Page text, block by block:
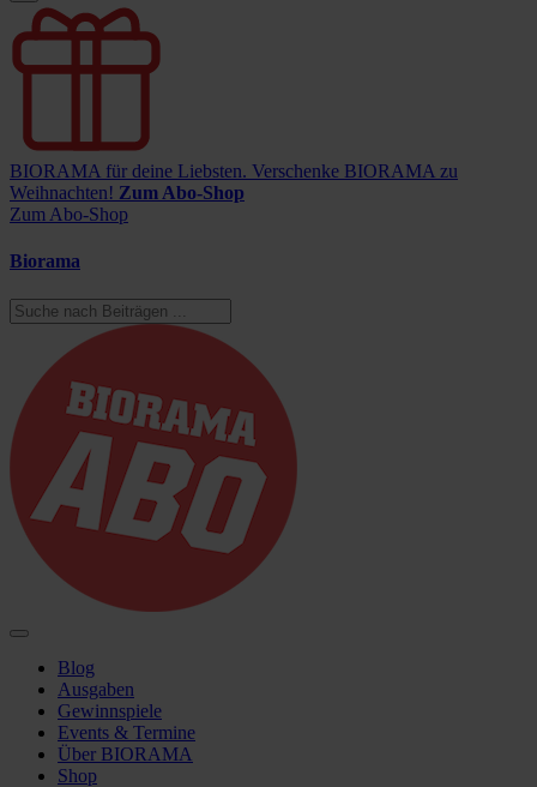
BIORAMA für deine Liebsten. Verschenke BIORAMA zu
Weihnachten! Zum Abo-Shop
Zum Abo-Shop
Biorama
Blog
Ausgaben
Gewinnspiele
Events & Termine
Über BIORAMA
Shop